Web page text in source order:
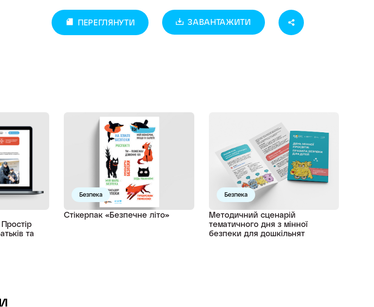
ПЕРЕГЛЯНУТИ ЗАВАНТАЖИТИ
та
Безпека
Стікерпак «Безпечне літо»
Безпека
Методичний сценарій
тематичного дня з мінної
безпеки для дошкільнят